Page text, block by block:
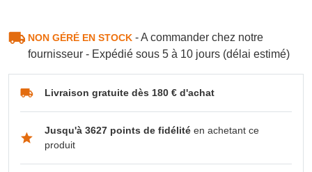
NON GÉRÉ EN STOCK- A commander chez notre
fournisseur - Expédié sous 5 à 10 jours (délai estimé)
Livraison gratuite dès 180 € d'achat
Jusqu'à 3627 points de fidélitéen achetant ce
produit